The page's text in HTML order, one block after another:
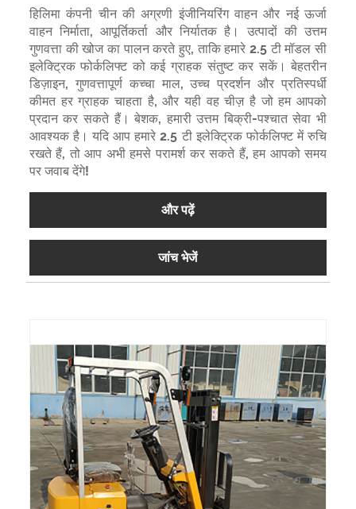
हिलिमा कंपनी चीन की अग्रणी इंजीनियरिंग वाहन और नई ऊर्जा
वाहन निर्माता, आपूर्तिकर्ता और निर्यातक है। उत्पादों की उत्तम
गुणवत्ता की खोज का पालन करते हुए, ताकि हमारे 2.5 टी मॉडल सी
इलेक्ट्रिक फोर्कलिफ्ट को कई ग्राहक संतुष्ट कर सकें। बेहतरीन
डिज़ाइन, गुणवत्तापूर्ण कच्चा माल, उच्च प्रदर्शन और प्रतिस्पर्धी
कीमत हर ग्राहक चाहता है, और यही वह चीज़ है जो हम आपको
प्रदान कर सकते हैं। बेशक, हमारी उत्तम बिक्री-पश्चात सेवा भी
आवश्यक है। यदि आप हमारे 2.5 टी इलेक्ट्रिक फोर्कलिफ्ट में रुचि
रखते हैं, तो आप अभी हमसे परामर्श कर सकते हैं, हम आपको समय
पर जवाब देंगे!
और पढ़ें
जांच भेजें